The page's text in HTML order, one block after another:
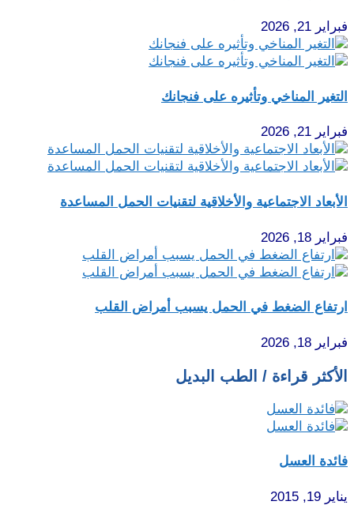
فبراير 21, 2026
التغير المناخي وتأثيره على فنجانك
فبراير 21, 2026
الأبعاد الاجتماعية والأخلاقية لتقنيات الحمل المساعدة
فبراير 18, 2026
ارتفاع الضغط في الحمل يسبب أمراض القلب
فبراير 18, 2026
الأكثر قراءة / الطب البديل
فائدة العسل
يناير 19, 2015